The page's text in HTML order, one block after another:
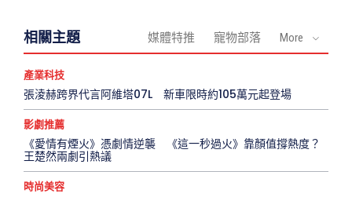
相關主題 媒體特推 寵物部落 More
產業科技
張淩赫跨界代言阿維塔07L 新車限時約105萬元起登場
影劇推薦
《愛情有煙火》憑劇情逆襲 《這一秒過火》靠顏值撐熱度？
王楚然兩劇引熱議
時尚美容